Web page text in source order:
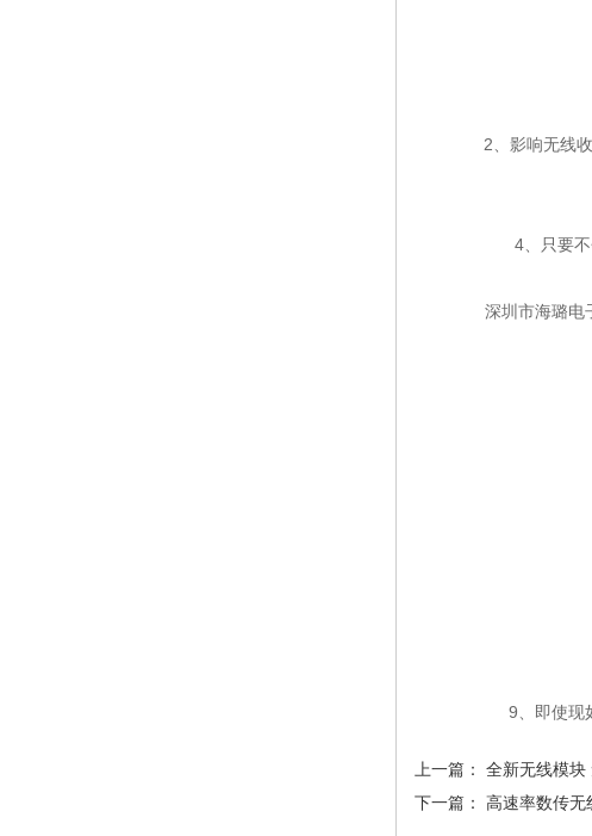
2、影响无线收
4、只要不会
深圳市海璐电子
9、即使现如
上一篇： 全新无线模块
下一篇： 高速率数传无